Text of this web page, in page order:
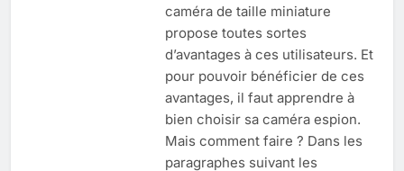
caméra de taille miniature
propose toutes sortes
d’avantages à ces utilisateurs. Et
pour pouvoir bénéficier de ces
avantages, il faut apprendre à
bien choisir sa caméra espion.
Mais comment faire ? Dans les
paragraphes suivant les